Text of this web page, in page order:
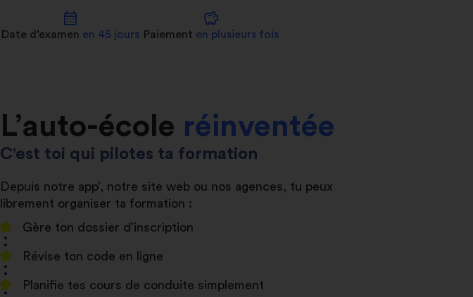
calendar_month
Date d’examen en 45 jours
savings
Paiement en plusieurs fois
L’auto-école réinventée
C'est toi qui pilotes ta formation
Depuis notre app’, notre site web ou nos agences, tu peux
librement organiser ta formation :
Gère ton dossier d’inscription
Révise ton code en ligne
Planifie tes cours de conduite simplement